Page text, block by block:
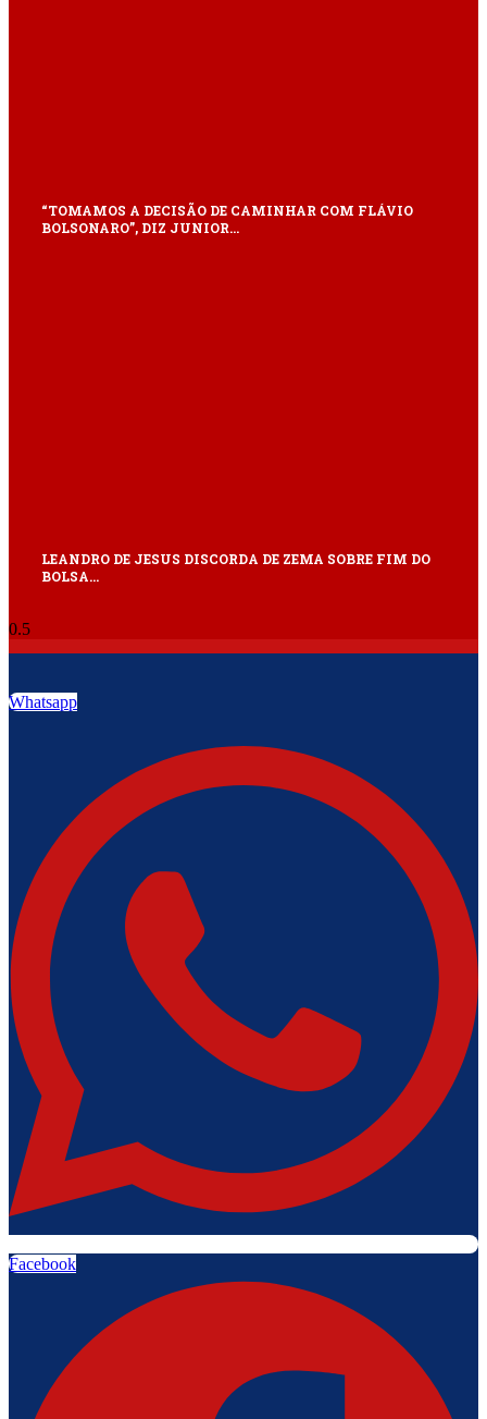
“TOMAMOS A DECISÃO DE CAMINHAR COM FLÁVIO
BOLSONARO”, DIZ JUNIOR…
LEANDRO DE JESUS DISCORDA DE ZEMA SOBRE FIM DO
BOLSA…
Whatsapp
Facebook